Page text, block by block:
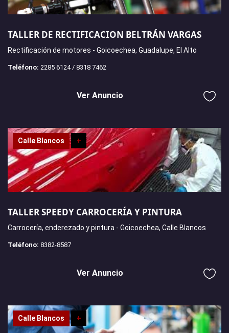
TALLER DE RECTIFICACION BELTRÁN VARGAS
Rectificación de motores - Goicoechea, Guadalupe, El Alto
Teléfono: 2285 6124 / 8318 7462
Ver Anuncio
Calle Blancos +
TALLER SPEEDY CARROCERÍA Y PINTURA
Carrocería, enderezado y pintura - Goicoechea, Calle Blancos
Teléfono: 8382-8587
Ver Anuncio
Calle Blancos +